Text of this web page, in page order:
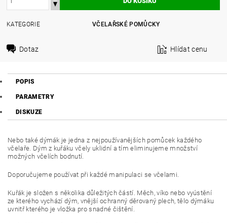
KATEGORIE VČELAŘSKÉ POMŮCKY
Dotaz Hlídat cenu
POPIS
PARAMETRY
DISKUZE
Nebo také dýmák je jedna z nejpoužívanějších pomůcek každého
včelaře. Dým z kuřáku včely uklidní a tím eliminujeme množství
možných včelích bodnutí.
Doporučujeme používat při každé manipulaci se včelami.
Kuřák je složen s několika důležitých částí. Měch, víko nebo vyústění
ze kterého vychází dým, vnější ochranný děrovaný plech, tělo dýmáku
uvnitř kterého je vložka pro snadné čištění.